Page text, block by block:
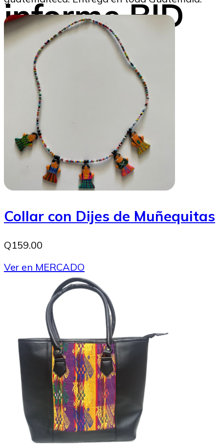
informe BID
2025
Gustavo Montenegro
21/11/2025
Collar con Dijes de Muñequitas
Q159.00
Ver en MERCADO